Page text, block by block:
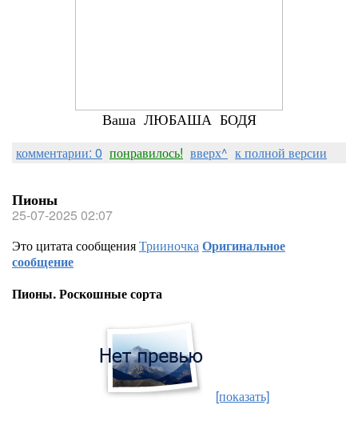
Ваша ЛЮБАША БОДЯ
комментарии: 0 понравилось! вверх^ к полной версии
Пионы
25-07-2025 02:07
Это цитата сообщенияТрииночкаОригинальное
сообщение
Пионы. Роскошные сорта
[показать]